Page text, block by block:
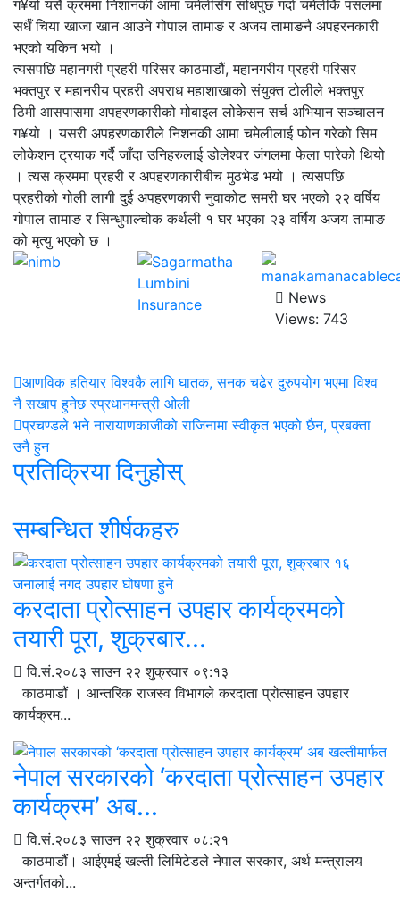
ग¥यो यसै क्रममा निशानकी आमा चमेलीसँग सोधपुछ गर्दा चमेलीकै पसलमा
सधैँ चिया खाजा खान आउने गोपाल तामाङ र अजय तामाङनै अपहरनकारी
भएको यकिन भयो ।
त्यसपछि महानगरी प्रहरी परिसर काठमाडौं, महानगरीय प्रहरी परिसर
भक्तपुर र महानरीय प्रहरी अपराध महाशाखाको संयुक्त टोलीले भक्तपुर
ठिमी आसपासमा अपहरणकारीको मोबाइल लोकेसन सर्च अभियान सञ्चालन
ग¥यो । यसरी अपहरणकारीले निशनकी आमा चमेलीलाई फोन गरेको सिम
लोकेशन ट्रयाक गर्दै जाँदा उनिहरुलाई डोलेश्वर जंगलमा फेला पारेको थियो
। त्यस क्रममा प्रहरी र अपहरणकारीबीच मुठभेड भयो । त्यसपछि
प्रहरीको गोली लागी दुई अपहरणकारी नुवाकोट समरी घर भएको २२ वर्षिय
गोपाल तामाङ र सिन्धुपाल्चोक कर्थली १ घर भएका २३ वर्षिय अजय तामाङ
को मृत्यु भएको छ ।
News
Views:743
आणविक हतियार विश्वकै लागि घातक, सनक चढेर दुरुपयोग भएमा विश्व
नै सखाप हुनेछ स्प्रधानमन्त्री ओली
प्रचण्डले भने नारायाणकाजीको राजिनामा स्वीकृत भएको छैन, प्रबक्ता
उनै हुन
प्रतिक्रिया दिनुहोस्
सम्बन्धित शीर्षकहरु
करदाता प्रोत्साहन उपहार कार्यक्रमको
तयारी पूरा, शुक्रबार...
वि.सं.२०८३ साउन २२ शुक्रवार ०९:१३
काठमाडौं । आन्तरिक राजस्व विभागले करदाता प्रोत्साहन उपहार
कार्यक्रम...
नेपाल सरकारको ‘करदाता प्रोत्साहन उपहार
कार्यक्रम’ अब...
वि.सं.२०८३ साउन २२ शुक्रवार ०८:२१
काठमाडौं। आईएमई खल्ती लिमिटेडले नेपाल सरकार, अर्थ मन्त्रालय
अन्तर्गतको...